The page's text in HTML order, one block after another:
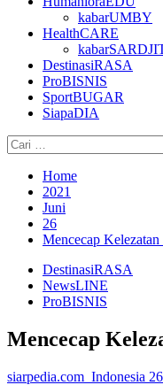
kabarUMBY
HealthCARE
DestinasiRASA
ProBISNIS
SportBUGAR
SiapaDIA
Cari
untuk:
Home
2021
Juni
26
Mencecap
DestinasiRASA
NewsLINE
ProBISNIS
Mencecap
siarpedia.com_Indonesia